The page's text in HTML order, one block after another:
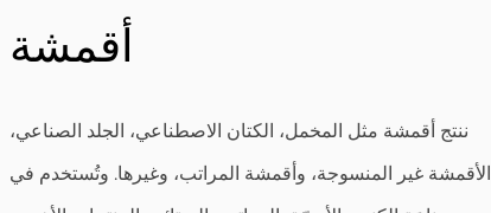
أقمشة
ننتج أقمشة مثل المخمل، الكتان الاصطناعي، الجلد الصناعي،
الأقمشة غير المنسوجة، وأقمشة المراتب، وغيرها. وتُستخدم في